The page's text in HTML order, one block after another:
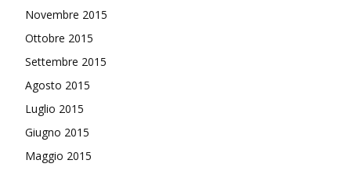
Novembre 2015
Ottobre 2015
Settembre 2015
Agosto 2015
Luglio 2015
Giugno 2015
Maggio 2015